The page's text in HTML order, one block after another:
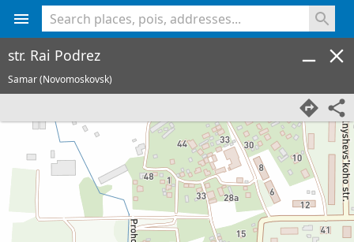
str. Rai Podrez
Samar (Novomoskovsk)
<% console.log(hcard) %>